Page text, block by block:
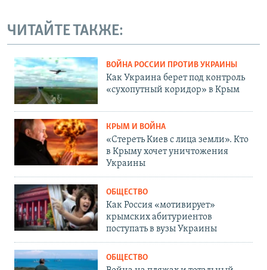
ЧИТАЙТЕ ТАКЖЕ:
ВОЙНА РОССИИ ПРОТИВ УКРАИНЫ
Как Украина берет под контроль
«сухопутный коридор» в Крым
КРЫМ И ВОЙНА
«Стереть Киев с лица земли». Кто
в Крыму хочет уничтожения
Украины
ОБЩЕСТВО
Как Россия «мотивирует»
крымских абитуриентов
поступать в вузы Украины
ОБЩЕСТВО